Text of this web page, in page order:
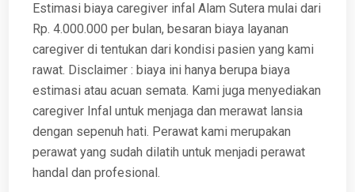
Estimasi biaya caregiver infal Alam Sutera mulai dari
Rp. 4.000.000 per bulan, besaran biaya layanan
caregiver di tentukan dari kondisi pasien yang kami
rawat. Disclaimer : biaya ini hanya berupa biaya
estimasi atau acuan semata. Kami juga menyediakan
caregiver Infal untuk menjaga dan merawat lansia
dengan sepenuh hati. Perawat kami merupakan
perawat yang sudah dilatih untuk menjadi perawat
handal dan profesional.